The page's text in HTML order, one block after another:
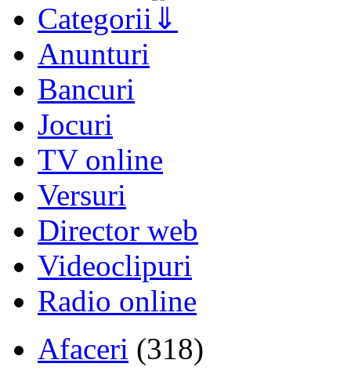
Categorii
Anunturi
Bancuri
Jocuri
TV online
Versuri
Director web
Videoclipuri
Radio online
Afaceri (318)